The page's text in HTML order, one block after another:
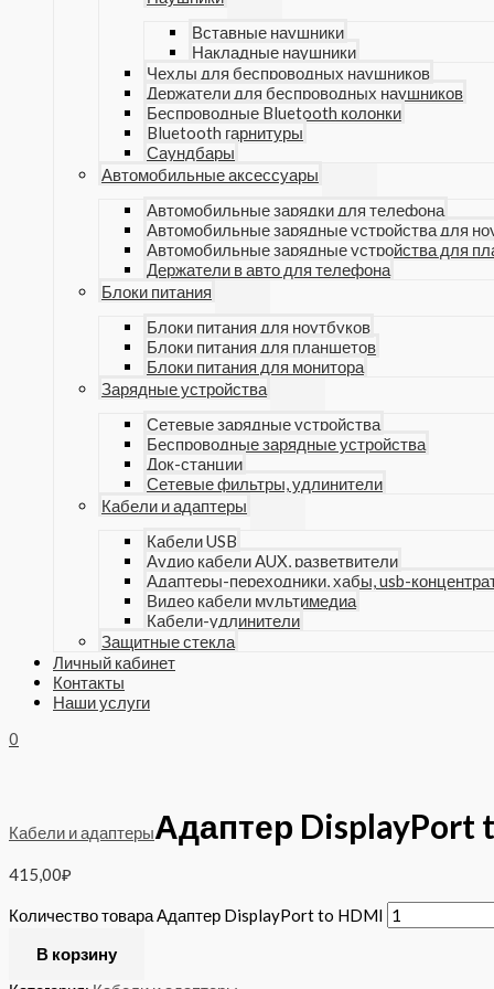
Вставные наушники
Накладные наушники
Чехлы для беспроводных наушников
Держатели для беспроводных наушников
Беспроводные Bluetooth колонки
Bluetooth гарнитуры
Саундбары
Автомобильные аксессуары
Автомобильные зарядки для телефона
Автомобильные зарядные устройства для
Автомобильные зарядные устройства для
Держатели в авто для телефона
Блоки питания
Блоки питания для ноутбуков
Блоки питания для планшетов
Блоки питания для монитора
Зарядные устройства
Сетевые зарядные устройства
Беспроводные зарядные устройства
Док-станции
Сетевые фильтры, удлинители
Кабели и адаптеры
Кабели USB
Аудио кабели AUX, разветвители
Адаптеры-переходники, хабы, usb-
Видео кабели мультимедиа
Кабели-удлинители
Защитные стекла
Личный кабинет
Контакты
Наши услуги
0
Кабели и адаптерыАдаптер DisplayPort
415,00₽
Количество товара Адаптер DisplayPort to HDMI
В корзину